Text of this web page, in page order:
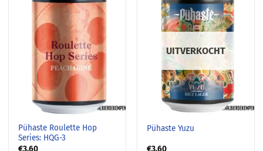
Pühaste Roulette Hop
Series: HQG-3
€3.60
UITVERKOCHT
Pühaste Yuzu
€3.60